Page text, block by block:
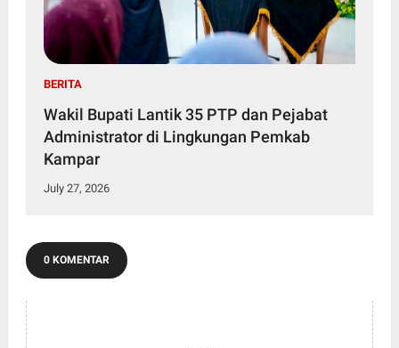
BERITA
Wakil Bupati Lantik 35 PTP dan Pejabat
Administrator di Lingkungan Pemkab
Kampar
July 27, 2026
0 KOMENTAR